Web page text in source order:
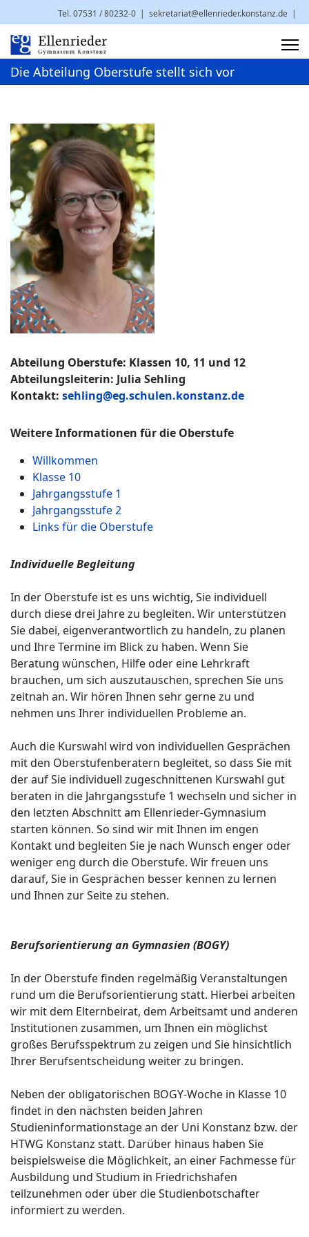
Tel. 07531 / 80232-0 | sekretariat@ellenrieder.konstanz.de |
Brauneggerstr. 29 | 78462 Konstanz
Die Abteilung Oberstufe stellt sich vor
Abteilung Oberstufe: Klassen 10, 11 und 12
Abteilungsleiterin: Julia Sehling
Kontakt: sehling@eg.schulen.konstanz.de
Weitere Informationen für die Oberstufe
Willkommen
Klasse 10
Jahrgangsstufe 1
Jahrgangsstufe 2
Links für die Oberstufe
Individuelle Begleitung
In der Oberstufe ist es uns wichtig, Sie individuell
durch diese drei Jahre zu begleiten. Wir unterstützen
Sie dabei, eigenverantwortlich zu handeln, zu planen
und Ihre Termine im Blick zu haben. Wenn Sie
Beratung wünschen, Hilfe oder eine Lehrkraft
brauchen, um sich auszutauschen, sprechen Sie uns
zeitnah an. Wir hören Ihnen sehr gerne zu und
nehmen uns Ihrer individuellen Probleme an.
Auch die Kurswahl wird von individuellen Gesprächen
mit den Oberstufenberatern begleitet, so dass Sie mit
der auf Sie individuell zugeschnittenen Kurswahl gut
beraten in die Jahrgangsstufe 1 wechseln und sicher in
den letzten Abschnitt am Ellenrieder-Gymnasium
starten können. So sind wir mit Ihnen im engen
Kontakt und begleiten Sie je nach Wunsch enger oder
weniger eng durch die Oberstufe. Wir freuen uns
darauf, Sie in Gesprächen besser kennen zu lernen
und Ihnen zur Seite zu stehen.
Berufsorientierung an Gymnasien (BOGY)
In der Oberstufe finden regelmäßig Veranstaltungen
rund um die Berufsorientierung statt. Hierbei arbeiten
wir mit dem Elternbeirat, dem Arbeitsamt und anderen
Institutionen zusammen, um Ihnen ein möglichst
großes Berufsspektrum zu zeigen und Sie hinsichtlich
Ihrer Berufsentscheidung weiter zu bringen.
Neben der obligatorischen BOGY-Woche in Klasse 10
findet in den nächsten beiden Jahren
Studieninformationstage an der Uni Konstanz bzw. der
HTWG Konstanz statt. Darüber hinaus haben Sie
beispielsweise die Möglichkeit, an einer Fachmesse für
Ausbildung und Studium in Friedrichshafen
teilzunehmen oder über die Studienbotschafter
informiert zu werden.